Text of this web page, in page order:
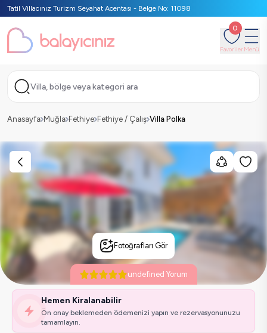
Tatil Villacınız Turizm Seyahat Acentası - Belge No: 11098
0
FavorilerMenü
Villa, bölge veya kategori ara
Anasayfa Muğla Fethiye Fethiye / Çalış Villa Polka
Fotoğrafları Gör
undefined Yorum
Hemen Kiralanabilir
Ön onay beklemeden ödemenizi yapın ve rezervasyonunuzu
tamamlayın.